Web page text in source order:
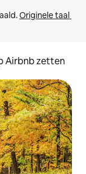
Originele taal
Airbnb zetten